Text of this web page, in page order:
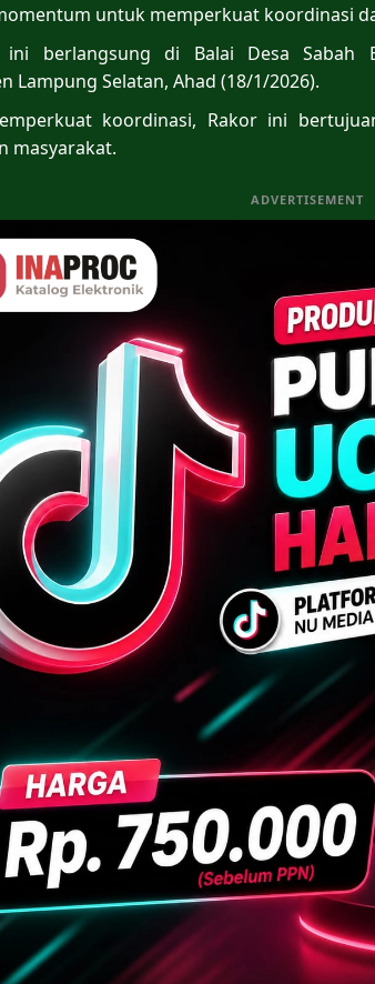
untuk memperkuat koordinasi
ini berlangsung di Balai Desa Sabah
Lampung Selatan, Ahad (18/1/2026).
koordinasi, Rakor ini
masyarakat.
ADVERTISEMENT